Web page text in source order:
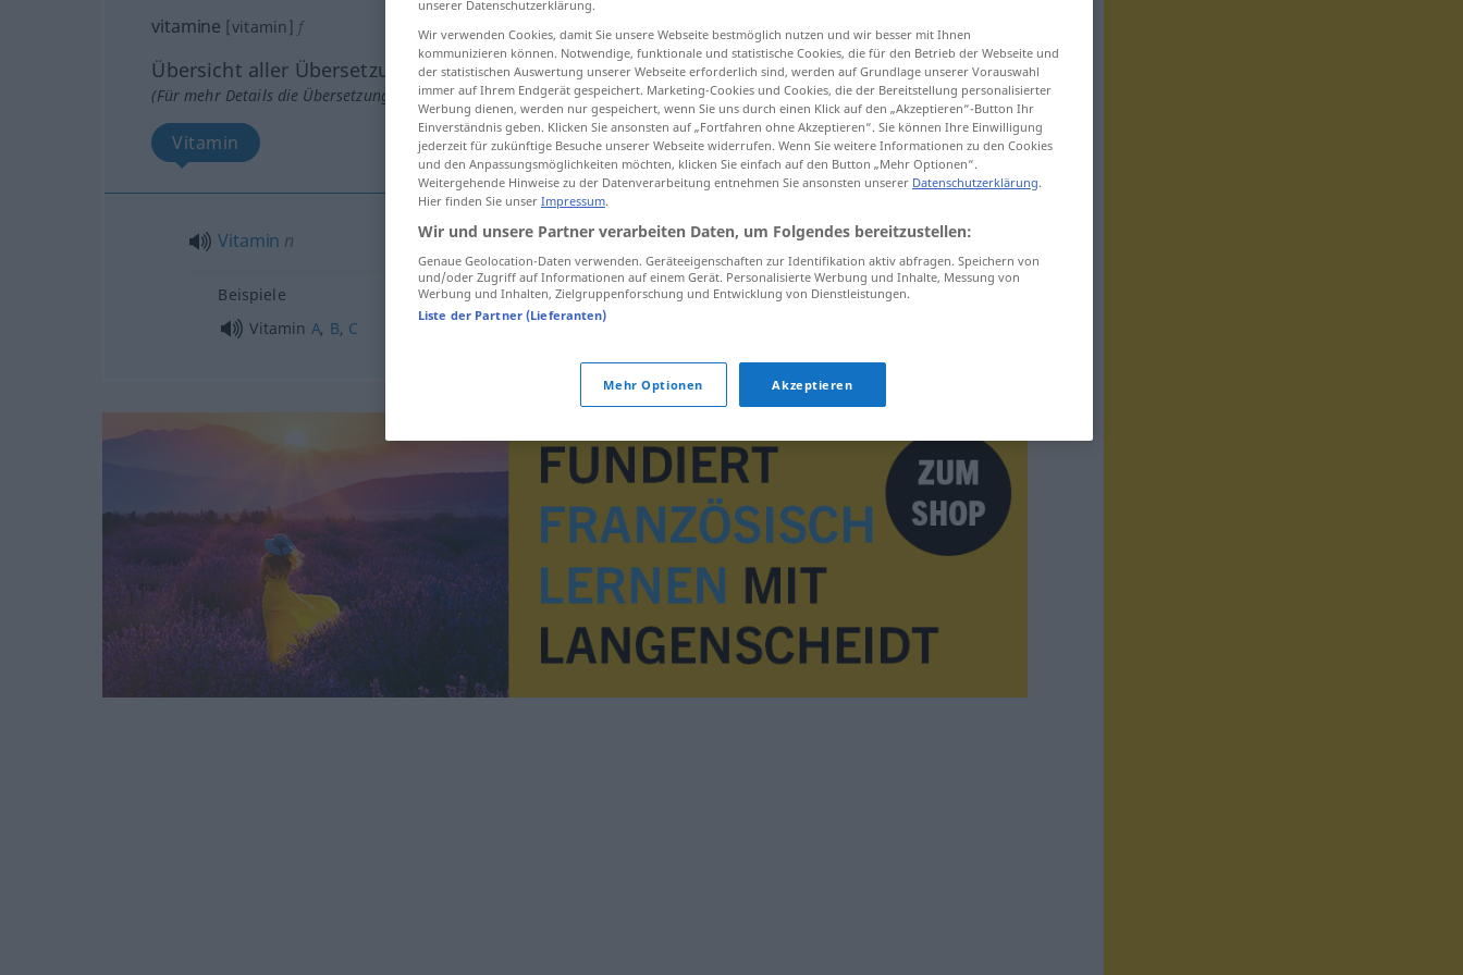
vitamine [vitamin] f
Übersicht aller Übersetzungen
(Für mehr Details die Übersetzung anklicken/antippen)
Vitamin
Vitamin n vitamine
Beispiele
Vitamin A, B, C
unserer Datenschutzerklärung.
Wir verwenden Cookies, damit Sie unsere Webseite bestmöglich nutzen und wir besser mit Ihnen
kommunizieren können. Notwendige, funktionale und statistische Cookies, die für den Betrieb der Webseite und
der statistischen Auswertung unserer Webseite erforderlich sind, werden auf Grundlage unserer Vorauswahl
immer auf Ihrem Endgerät gespeichert. Marketing-Cookies und Cookies, die der Bereitstellung personalisierter
Werbung dienen, werden nur gespeichert, wenn Sie uns durch einen Klick auf den „Akzeptieren“-Button Ihr
Einverständnis geben. Klicken Sie ansonsten auf „Fortfahren ohne Akzeptieren“. Sie können Ihre Einwilligung
jederzeit für zukünftige Besuche unserer Webseite widerrufen. Wenn Sie weitere Informationen zu den Cookies
und den Anpassungsmöglichkeiten möchten, klicken Sie einfach auf den Button „Mehr Optionen“.
Weitergehende Hinweise zu der Datenverarbeitung entnehmen Sie ansonsten unserer Datenschutzerklärung.
Hier finden Sie unser Impressum.
Wir und unsere Partner verarbeiten Daten, um Folgendes bereitzustellen:
Genaue Geolocation-Daten verwenden. Geräteeigenschaften zur Identifikation aktiv abfragen. Speichern von
und/oder Zugriff auf Informationen auf einem Gerät. Personalisierte Werbung und Inhalte, Messung von
Werbung und Inhalten, Zielgruppenforschung und Entwicklung von Dienstleistungen.
Liste der Partner (Lieferanten)
Mehr Optionen Akzeptieren